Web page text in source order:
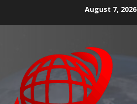
August 7, 2026